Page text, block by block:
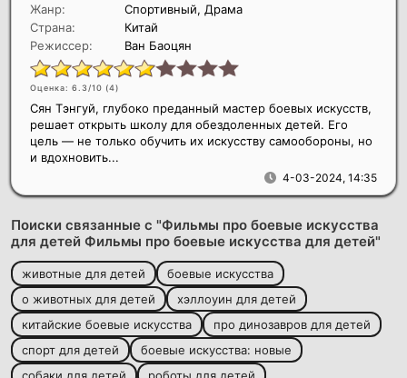
Жанр:
Спортивный, Драма
Страна:
Китай
Режиссер:
Ван Баоцян
Оценка: 6.3/10 (4)
4-03-2024, 14:35
Сян Тэнгуй, глубоко преданный мастер боевых искусств,
решает открыть школу для обездоленных детей. Его
цель — не только обучить их искусству самообороны, но
и вдохновить...
Поиски связанные с "Фильмы про боевые искусства
для детей Фильмы про боевые искусства для детей"
животные для детей
боевые искусства
о животных для детей
хэллоуин для детей
китайские боевые искусства
про динозавров для детей
спорт для детей
боевые искусства: новые